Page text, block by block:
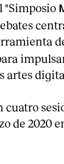
"Simposio
artes
cuatro
de 2020